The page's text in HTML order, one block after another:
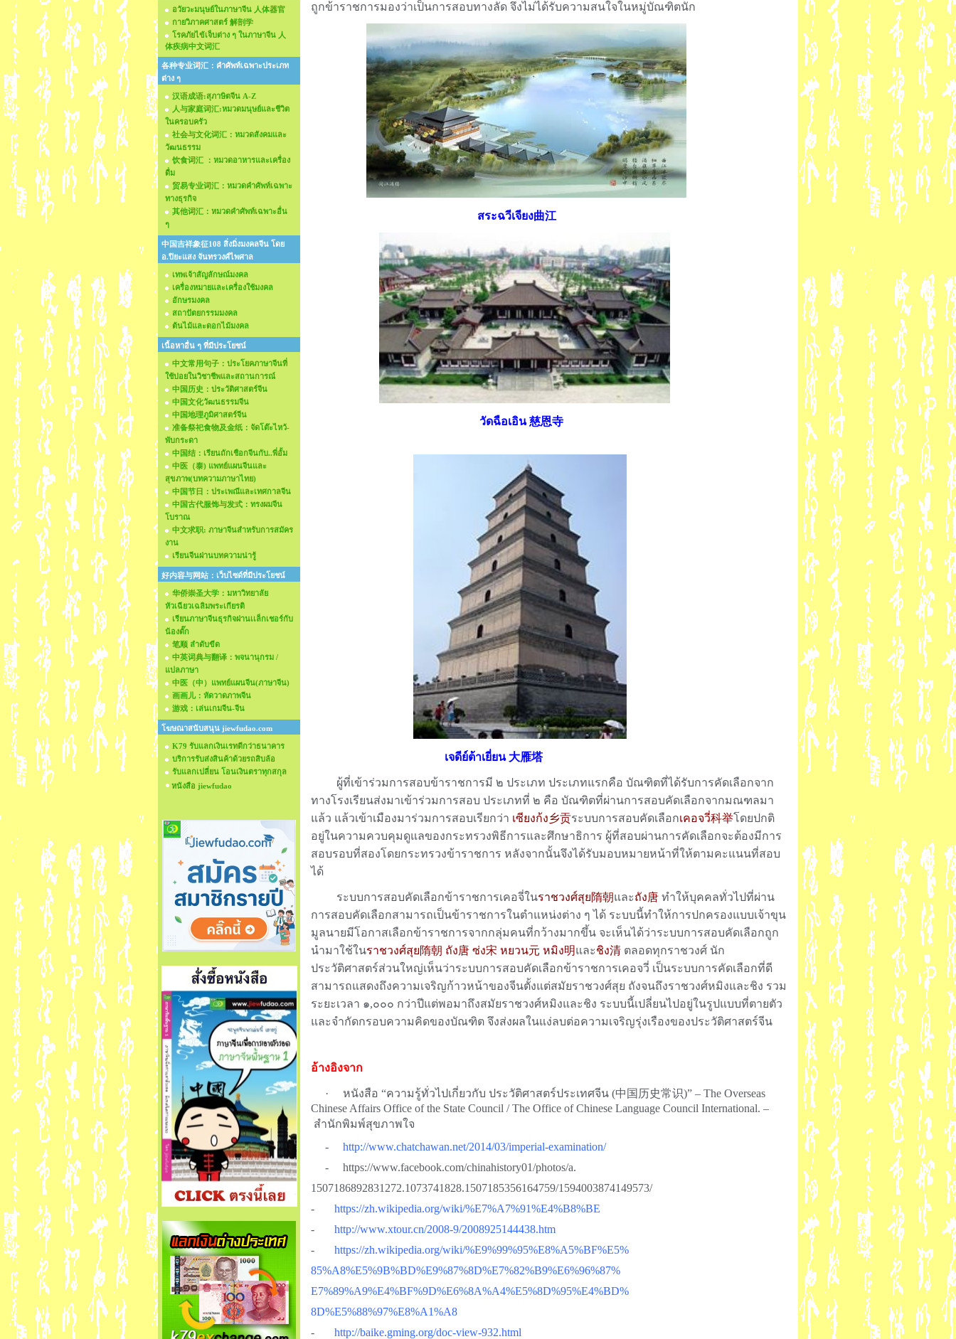
อวัยวะมนุษย์ในภาษาจีน 人体器官
กายวิภาคศาสตร์ 解剖学
โรคภัยไข้เจ็บต่าง ๆ ในภาษาจีน 人
体疾病中文词汇
各种专业词汇：คำศัพท์เฉพาะประเภท
ต่าง ๆ
汉语成语:สุภาษิตจีน A-Z
人与家庭词汇:หมวดมนุษย์และชีวิต
ในครอบครัว
社会与文化词汇：หมวดสังคมและ
วัฒนธรรม
饮食词汇 ：หมวดอาหารและเครื่อง
ดื่ม
贸易专业词汇：หมวดคำศัพท์เฉพาะ
ทางธุรกิจ
其他词汇：หมวดคำศัพท์เฉพาะอื่น
ๆ
中国吉祥象征108 สิ่งมิ่งมงคลจีน โดย
อ.ปิยะแสง จันทรวงศ์ไพศาล
เทพเจ้าสัญลักษณ์มงคล
เครื่องหมายและเครื่องใช้มงคล
อักษรมงคล
สถาปัตยกรรมมงคล
ต้นไม้และดอกไม้มงคล
เนื้อหาอื่น ๆ ที่มีประโยชน์
中文常用句子：ประโยคภาษาจีนที่
ใช้บ่อยในวิชาชีพและสถานการณ์
中国历史：ประวัติศาสตร์จีน
中国文化วัฒนธรรมจีน
中国地理ภูมิศาสตร์จีน
准备祭祀食物及金纸：จัดโต๊ะไหว้-
พับกระดา
中国结：เรียนถักเชือกจีนกับ..พี่อั้ม
中医（泰) แพทย์แผนจีนและ
สุขภาพ(บทความภาษาไทย)
中国节日：ประเพณีและเทศกาลจีน
中国古代服饰与发式：ทรงผมจีน
โบราณ
中文求职: ภาษาจีนสำหรับการสมัคร
งาน
เรียนจีนผ่านบทความน่ารู้
好内容与网站：เว็บไซด์ที่มีประโยชน์
华侨崇圣大学：มหาวิทยาลัย
หัวเฉียวเฉลิมพระเกียรติ
เรียนภาษาจีนธุรกิจผ่านเเล็กเชอร์กับ
น้องตั๊ก
笔顺 ลำดับขีด
中英词典与翻译：พจนานุกรม /
แปลภาษา
中医（中）แพทย์แผนจีน(ภาษาจีน)
画画儿：หัดวาดภาพจีน
游戏：เล่นเกมจีน-จีน
โฆษณาสนับสนุน jiewfudao.com
K79 รับแลกเงินเรทดีกว่าธนาคาร
บริการรับส่งสินค้าด้วยรถสิบล้อ
รับแลกเปลี่ยน โอนเงินตราทุกสกุล
หนังสือ jiewfudao
ถูกข้าราชการมองว่าเป็นการสอบทางลัด จึงไม่ได้รับความสนใจในหมู่บัณฑิตนัก
สระฉวีเจียง曲江
วัดฉือเอิน 慈恩寺
เจดีย์ต้าเยี่ยน 大雁塔
ผู้ที่เข้าร่วมการสอบข้าราชการมี ๒ ประเภท ประเภทแรกคือ บัณฑิตที่ได้รับการคัดเลือกจาก
ทางโรงเรียนส่งมาเข้าร่วมการสอบ ประเภทที่ ๒ คือ บัณฑิตที่ผ่านการสอบคัดเลือกจากมณฑลมา
แล้ว แล้วเข้าเมืองมาร่วมการสอบเรียกว่า เซียงก้ง乡贡ระบบการสอบคัดเลือกเคอจวี่科举โดยปกติ
อยู่ในความควบคุมดูแลของกระทรวงพิธีการและศึกษาธิการ ผู้ที่สอบผ่านการคัดเลือกจะต้องมีการ
สอบรอบที่สองโดยกระทรวงข้าราชการ หลังจากนั้นจึงได้รับมอบหมายหน้าที่ให้ตามคะแนนที่สอบ
ได้
ระบบการสอบคัดเลือกข้าราชการเคอจี่ในราชวงศ์สุย隋朝และถัง唐 ทำให้บุคคลทั่วไปที่ผ่าน
การสอบคัดเลือกสามารถเป็นข้าราชการในตำแหน่งต่าง ๆ ได้ ระบบนี้ทำให้การปกครองแบบเจ้าขุน
มูลนายมีโอกาสเลือกข้าราชการจากกลุ่มคนที่กว้างมากขึ้น จะเห็นได้ว่าระบบการสอบคัดเลือกถูก
นำมาใช้ในราชวงศ์สุย隋朝 ถัง唐 ซ่ง宋 หยวน元 หมิง明และชิง清 ตลอดทุกราชวงศ์ นัก
ประวัติศาสตร์ส่วนใหญ่เห็นว่าระบบการสอบคัดเลือกข้าราชการเคอจวี่ เป็นระบบการคัดเลือกที่ดี
สามารถแสดงถึงความเจริญก้าวหน้าของจีนตั้งแต่สมัยราชวงศ์สุย ถังจนถึงราชวงศ์หมิงและชิง รวม
ระยะเวลา ๑,๐๐๐ กว่าปีแต่พอมาถึงสมัยราชวงศ์หมิงและชิง ระบบนี้เปลี่ยนไปอยู่ในรูปแบบที่ตายตัว
และจำกัดกรอบความคิดของบัณฑิต จึงส่งผลในแง่ลบต่อความเจริญรุ่งเรืองของประวัติศาสตร์จีน
อ้างอิงจาก
· หนังสือ “ความรู้ทั่วไปเกี่ยวกับ ประวัติศาสตร์ประเทศจีน (中国历史常识)” – The Overseas
Chinese Affairs Office of the State Council / The Office of Chinese Language Council International. –
สำนักพิมพ์สุขภาพใจ
- http://www.chatchawan.net/2014/03/imperial-examination/
- https://www.facebook.com/chinahistory01/photos/a.
1507186892831272.1073741828.1507185356164759/1594003874149573/
- https://zh.wikipedia.org/wiki/%E7%A7%91%E4%B8%BE
- http://www.xtour.cn/2008-9/2008925144438.htm
- https://zh.wikipedia.org/wiki/%E9%99%95%E8%A5%BF%E5%
85%A8%E5%9B%BD%E9%87%8D%E7%82%B9%E6%96%87%
E7%89%A9%E4%BF%9D%E6%8A%A4%E5%8D%95%E4%BD%
8D%E5%88%97%E8%A1%A8
- http://baike.gming.org/doc-view-932.html